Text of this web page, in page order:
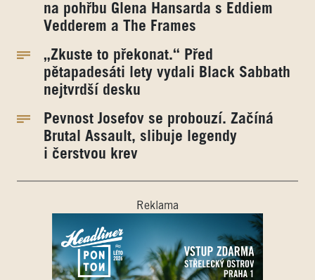
na pohřbu Glena Hansarda s Eddiem
Vedderem a The Frames
„Zkuste to překonat.“ Před
pětapadesáti lety vydali Black Sabbath
nejtvrdší desku
Pevnost Josefov se probouzí. Začíná
Brutal Assault, slibuje legendy
i čerstvou krev
Reklama